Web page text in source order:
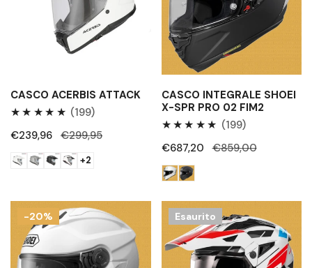
CASCO ACERBIS ATTACK
(199)199
Recensioni
Prezzo
vendita
€239,96
Prezzo
regolare
€299,95
+2
Pro
02
FIM2
CASCO INTEGRALE SHOEI
X-SPR PRO 02 FIM2
(199)199
Recensioni
Prezzo
di
vendita
€687,20
Prezzo
regolare
€859,00
integrale
Shoei
GT-
-20%
Casco
LS2
MX702
Pioneer
Esaurito